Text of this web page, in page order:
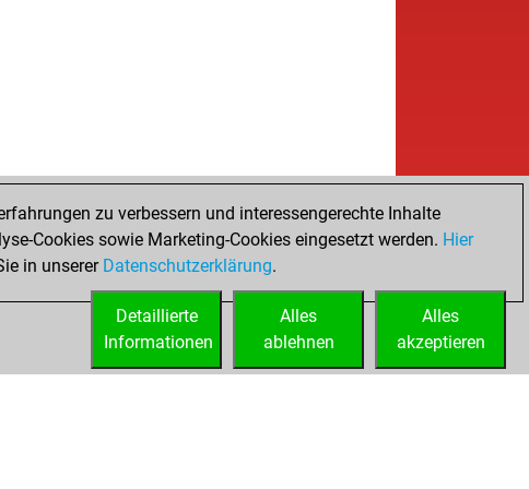
zu verbessern und interessengerechte Inhalte
Cookies sowie Marketing-Cookies eingesetzt werden. Hier
in unserer Datenschutzerklärung.
Alles
akzeptieren
Alles
ablehnen
Detaillierte
Informationen